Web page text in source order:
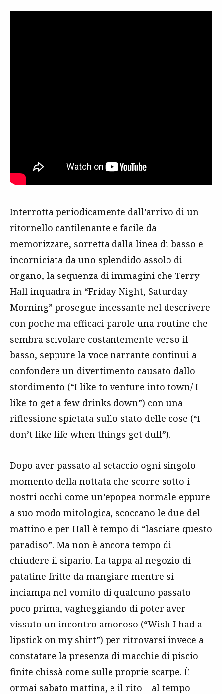
Interrotta periodicamente dall’arrivo di un
ritornello cantilenante e facile da
memorizzare, sorretta dalla linea di basso e
incorniciata da uno splendido assolo di
organo, la sequenza di immagini che Terry
Hall inquadra in “Friday Night, Saturday
Morning” prosegue incessante nel descrivere
con poche ma efficaci parole una routine che
sembra scivolare costantemente verso il
basso, seppure la voce narrante continui a
confondere un divertimento causato dallo
stordimento (“I like to venture into town/ I
like to get a few drinks down”) con una
riflessione spietata sullo stato delle cose (“I
don’t like life when things get dull”).
Dopo aver passato al setaccio ogni singolo
momento della nottata che scorre sotto i
nostri occhi come un’epopea normale eppure
a suo modo mitologica, scoccano le due del
mattino e per Hall è tempo di “lasciare questo
paradiso”. Ma non è ancora tempo di
chiudere il sipario. La tappa al negozio di
patatine fritte da mangiare mentre si
inciampa nel vomito di qualcuno passato
poco prima, vagheggiando di poter aver
vissuto un incontro amoroso (“Wish I had a
lipstick on my shirt”) per ritrovarsi invece a
constatare la presenza di macchie di piscio
finite chissà come sulle proprie scarpe. È
ormai sabato mattina, e il rito – al tempo